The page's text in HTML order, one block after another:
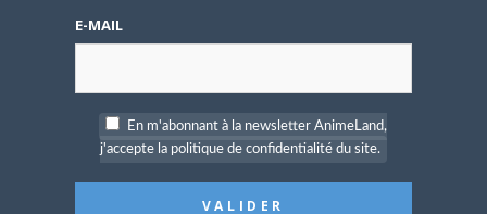
Une nouvelle série TV
Digimon en préparation
E-MAIL
En m'abonnant à la newsletter AnimeLand,
j'accepte la politique de confidentialité du site.